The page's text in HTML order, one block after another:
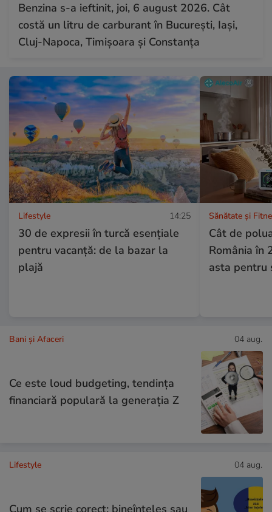
Benzina s-a ieftinit, joi, 6 august 2026. Cât
costă un litru de carburant în București, Iași,
Cluj-Napoca, Timișoara și Constanța
Lifestyle 14:25
30 de expresii în turcă esențiale
pentru vacanță: de la bazar la
plajă
Sănătate și
Cât de
România în
asta pentru
Bani și Afaceri 04 aug.
Ce este loud budgeting, tendința
financiară populară la generația Z
Lifestyle 04 aug.